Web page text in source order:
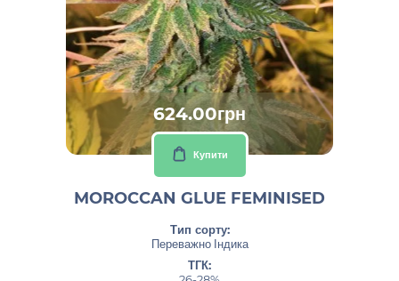
624.00грн
Купити
MOROCCAN GLUE FEMINISED
Тип сорту:
Переважно Індика
ТГК: